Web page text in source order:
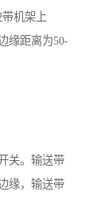
机架上
缘距离为50-
关。输送带
缘，输送带